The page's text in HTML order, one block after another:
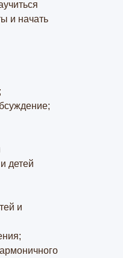
и начать
детей
и